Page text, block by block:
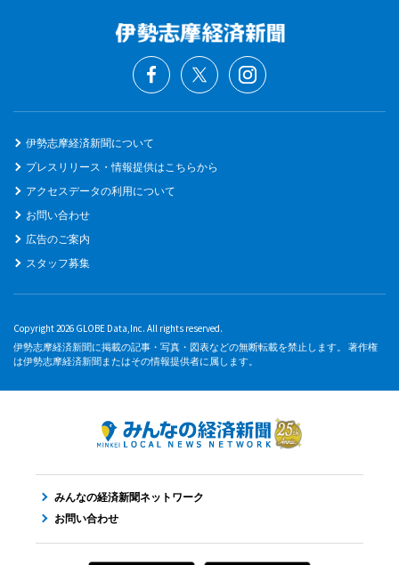
伊勢志摩経済新聞について
プレスリリース・情報提供はこちらから
アクセスデータの利用について
お問い合わせ
広告のご案内
スタッフ募集
Copyright 2026 GLOBE Data,Inc. All rights reserved.
伊勢志摩経済新聞に掲載の記事・写真・図表などの無断転載を禁止します。 著作権
は伊勢志摩経済新聞またはその情報提供者に属します。
みんなの経済新聞ネットワーク
お問い合わせ